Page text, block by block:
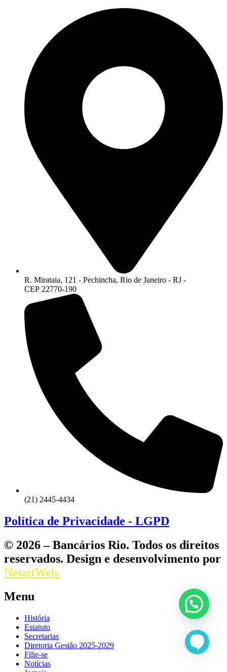
R. Mirataia, 121 - Pechincha, Rio de Janeiro - RJ -
CEP 22770-190
(21) 2445-4434
Política de Privacidade - LGPD
© 2026 – Bancários Rio. Todos os direitos
reservados. Design e desenvolvimento por
NetartWeb.
Menu
História
Estatuto
Secretarias
Diretoria Gestão 2025-2029
Filie-se
Notícias